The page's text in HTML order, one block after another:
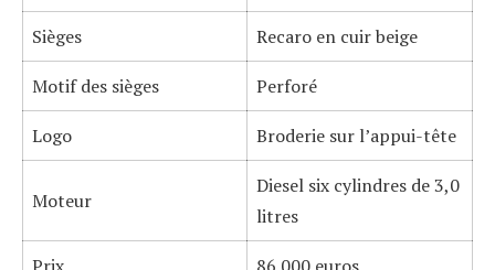
Sièges Recaro en cuir beige
Motif des sièges Perforé
Logo Broderie sur l’appui-tête
Moteur
Diesel six cylindres de 3,0
litres